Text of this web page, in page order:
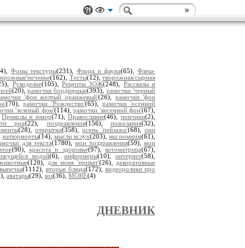
Фоны текстуры(231),Флора и фауна(65),Флеш-
(162), Тесты(12), творожная/сырная
Рукоделие(105),Рецепты ЗОЖ(248), Рассказы и
(20), рамочки бордюрные(393), рамочки 'черный
'фон желтый оранжевый'(26), рамочки 'фон
(70),рамочки 'Рождество'(65), рамочки 'осенний
'зеленый фон'(114),рамочки 'весенний фон'(67),
Приколы и юмор(71),Православие(46), пончики(2),
png(22), поздравления(156),пожелания(32),
(28), открытки(358),осень 'пейзажи'(68),они
натюрморты(14), мысли вслух(203), мы помним(61),
для текста(1780),мои поздравления(59), мои
(90), красота и здоровье(97),котоматрица(67),
водой(6), информеры(10),интернет(58),
(120), для меня 'приват'(26), декоративные
выпечка(1112), вторые блюда(172), видеоролики про
аватары(29), sos(36), MORE(4)
ДНЕВНИК